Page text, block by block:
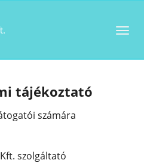
tájékoztató
számára
szolgáltató